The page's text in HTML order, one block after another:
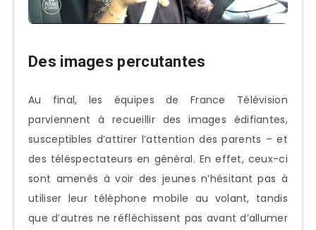
Des images percutantes
Au final, les équipes de France Télévision
parviennent à recueillir des images édifiantes,
susceptibles d’attirer l’attention des parents – et
des téléspectateurs en général. En effet, ceux-ci
sont amenés à voir des jeunes n’hésitant pas à
utiliser leur téléphone mobile au volant, tandis
que d’autres ne réfléchissent pas avant d’allumer